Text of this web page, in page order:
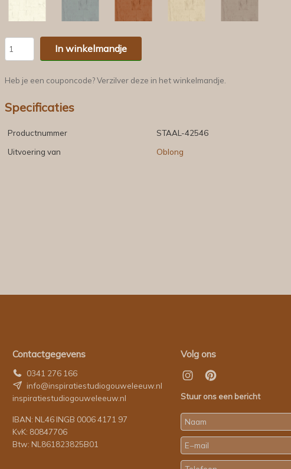
In winkelmandje
Heb je een couponcode? Verzilver deze in het winkelmandje.
Specificaties
Productnummer
STAAL-42546
Uitvoering van
Oblong
Contactgegevens
0341 276 166
info@inspiratiestudiogouweleeuw.nl
inspiratiestudiogouweleeuw.nl
IBAN: NL46 INGB 0006 4171 97
KvK: 80847706
Btw: NL861823825B01
Volg ons
Stuur ons een bericht